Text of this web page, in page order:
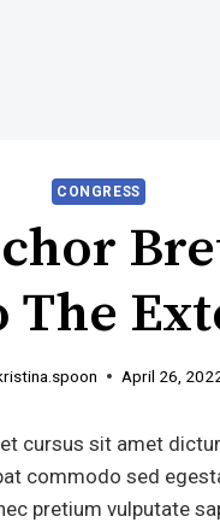
CONGRESS
The
April 26,
cursus sit amet
commodo sed
pretium vulputate